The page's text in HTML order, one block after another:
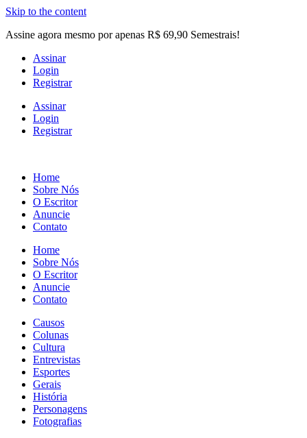
Skip to the content
Assine agora mesmo por apenas R$ 69,90 Semestrais!
Assinar
Login
Registrar
Assinar
Login
Registrar
Home
Sobre Nós
O Escritor
Anuncie
Contato
Home
Sobre Nós
O Escritor
Anuncie
Contato
Causos
Colunas
Cultura
Entrevistas
Esportes
Gerais
História
Personagens
Fotografias